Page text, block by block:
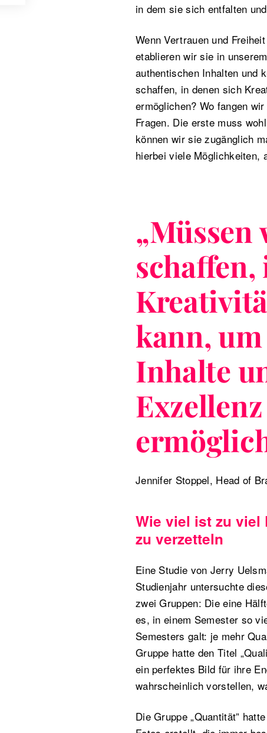
in dem sie sich entfalten
Wenn Vertrauen und
etablieren wir sie in
authentischen Inhalten und
schaffen, in denen sich
ermöglichen? Wo fangen
Fragen. Die erste muss
können wir sie zugänglich
hierbei viele Möglichkeiten,
„Müssen
kann,
Inhalte
Jennifer Stoppel, Head of
Wie viel ist zu viel
zu verzetteln
Eine Studie von Jerry
Studienjahr untersuchte
zwei Gruppen: Die eine
es, in einem Semester so
Semesters galt: je mehr
Gruppe hatte den Titel
ein perfektes Bild für ihre
wahrscheinlich vorstellen,
Die Gruppe „Quantität”